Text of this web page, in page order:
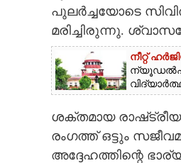
LITERATURE
പുലർച്ചയോടെ
മരിച്ചിരുന്നു.
നീറ്റ്
ന്യൂഡൽഹി:
ശക്തമായ
രംഗത്ത് ഒട്ടും
അദ്ദേഹത്തിന്റെ